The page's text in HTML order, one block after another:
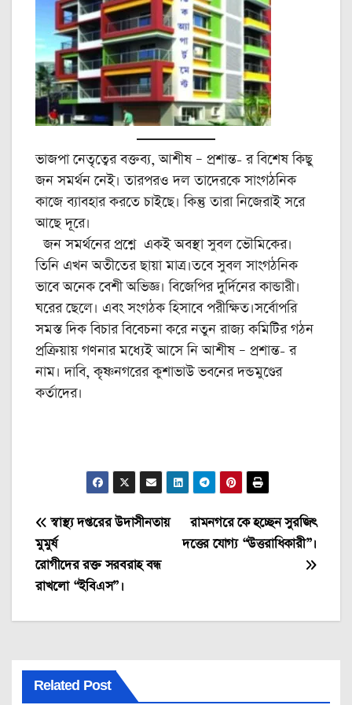
ভাজপা নেতৃত্বের বক্তব্য, আশীষ – প্রশান্ত- র বিশেষ কিছু
জন সমর্থন নেই। তারপরও দল তাদেরকে সাংগঠনিক
কাজে ব্যাবহার করতে চাইছে। কিন্তু তারা নিজেরাই সরে
আছে দূরে।
জন সমর্থনের প্রশ্নে একই অবস্থা সুবল ভৌমিকের।
তিনি এখন অতীতের ছায়া মাত্র।তবে সুবল সাংগঠনিক
ভাবে অনেক বেশী অভিজ্ঞ। বিজেপির দুর্দিনের কান্ডারী।
ঘরের ছেলে। এবং সংগঠক হিসাবে পরীক্ষিত।সর্বোপরি
সমস্ত দিক বিচার বিবেচনা করে নতুন রাজ্য কমিটির গঠন
প্রক্রিয়ায় গণনার মধ্যেই আসে নি আশীষ – প্রশান্ত- র
নাম। দাবি, কৃষ্ণনগরের কুশাভাউ ভবনের দন্ডমুণ্ডের
কর্তাদের।
Post
navigation
রামনগরে কে হচ্ছেন সুরজিৎ
দত্তের যোগ্য “উত্তরাধিকারী”।
স্বাস্থ্য দপ্তরের উদাসীনতায়
মুমুর্ষ
রোগীদের রক্ত সরবরাহ বন্ধ
রাখলো “ইবিএস”।
Related Post